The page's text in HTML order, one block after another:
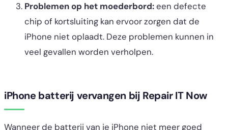
Problemen op het moederbord:een defecte
chip of kortsluiting kan ervoor zorgen dat de
iPhone niet oplaadt. Deze problemen kunnen in
veel gevallen worden verholpen.
iPhone batterij vervangen bij Repair IT Now
Wanneer de batterij van je iPhone niet meer goed